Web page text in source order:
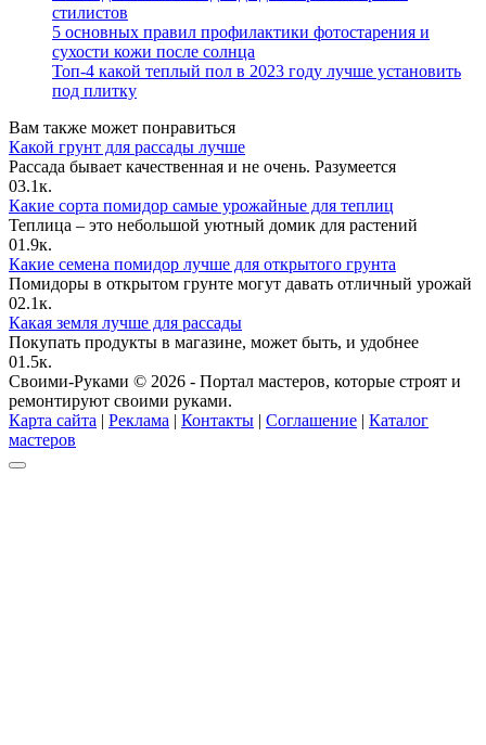
стилистов
5 основных правил профилактики фотостарения и
сухости кожи после солнца
Топ-4 какой теплый пол в 2023 году лучше установить
под плитку
Вам также может понравиться
Какой грунт для рассады лучше
Рассада бывает качественная и не очень. Разумеется
03.1к.
Какие сорта помидор самые урожайные для теплиц
Теплица – это небольшой уютный домик для растений
01.9к.
Какие семена помидор лучше для открытого грунта
Помидоры в открытом грунте могут давать отличный урожай
02.1к.
Какая земля лучше для рассады
Покупать продукты в магазине, может быть, и удобнее
01.5к.
Своими-Руками © 2026 - Портал мастеров, которые строят и
ремонтируют своими руками.
Карта сайта | Реклама | Контакты | Соглашение | Каталог
мастеров